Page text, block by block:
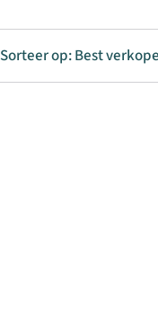
Sorteer op: Best